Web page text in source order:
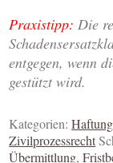
Praxistipp: Die
entgegen, wenn
gestützt wird.
Kategorien:
Zivilprozessrecht
Übermittlung,